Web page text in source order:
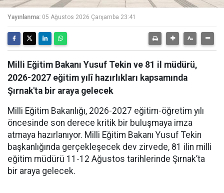
Yayınlanma: 05 Ağustos 2026 Çarşamba 23:41
Milli Eğitim Bakanı Yusuf Tekin ve 81 il müdürü,
2026-2027 eğitim yılî hazırlıkları kapsamında
Şırnak'ta bir araya gelecek
Milli Eğitim Bakanlığı, 2026-2027 eğitim-öğretim yılı
öncesinde son derece kritik bir buluşmaya imza
atmaya hazırlanıyor. Milli Eğitim Bakanı Yusuf Tekin
başkanlığında gerçekleşecek dev zirvede, 81 ilin milli
eğitim müdürü 11-12 Ağustos tarihlerinde Şırnak’ta
bir araya gelecek.